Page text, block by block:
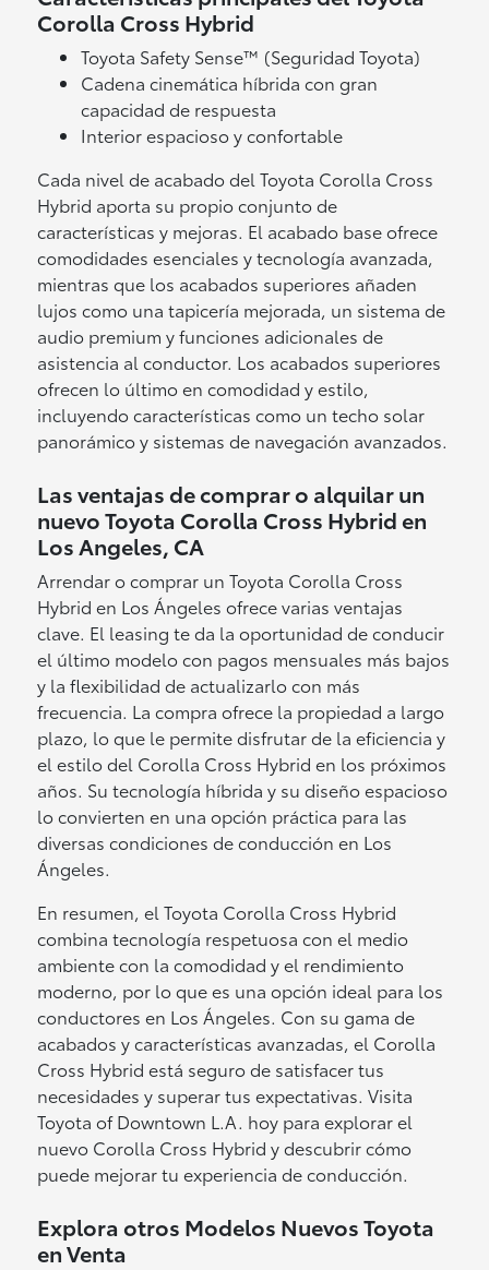
Corolla Cross Hybrid
Toyota Safety Sense™ (Seguridad Toyota)
Cadena cinemática híbrida con gran
capacidad de respuesta
Interior espacioso y confortable
Cada nivel de acabado del Toyota Corolla Cross
Hybrid aporta su propio conjunto de
características y mejoras. El acabado base ofrece
comodidades esenciales y tecnología avanzada,
mientras que los acabados superiores añaden
lujos como una tapicería mejorada, un sistema de
audio premium y funciones adicionales de
asistencia al conductor. Los acabados superiores
ofrecen lo último en comodidad y estilo,
incluyendo características como un techo solar
panorámico y sistemas de navegación avanzados.
Las ventajas de comprar o alquilar un
nuevo Toyota Corolla Cross Hybrid en
Los Angeles, CA
Arrendar o comprar un Toyota Corolla Cross
Hybrid en Los Ángeles ofrece varias ventajas
clave. El leasing te da la oportunidad de conducir
el último modelo con pagos mensuales más bajos
y la flexibilidad de actualizarlo con más
frecuencia. La compra ofrece la propiedad a largo
plazo, lo que le permite disfrutar de la eficiencia y
el estilo del Corolla Cross Hybrid en los próximos
años. Su tecnología híbrida y su diseño espacioso
lo convierten en una opción práctica para las
diversas condiciones de conducción en Los
Ángeles.
En resumen, el Toyota Corolla Cross Hybrid
combina tecnología respetuosa con el medio
ambiente con la comodidad y el rendimiento
moderno, por lo que es una opción ideal para los
conductores en Los Ángeles. Con su gama de
acabados y características avanzadas, el Corolla
Cross Hybrid está seguro de satisfacer tus
necesidades y superar tus expectativas. Visita
Toyota of Downtown L.A. hoy para explorar el
nuevo Corolla Cross Hybrid y descubrir cómo
puede mejorar tu experiencia de conducción.
Explora otros Modelos Nuevos Toyota
en Venta